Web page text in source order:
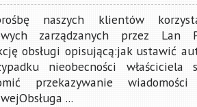
naszych klientów
zarządzanych przez Lan
obsługi opisującą:jak ustawić
nieobecności właściciela
przekazywanie
...